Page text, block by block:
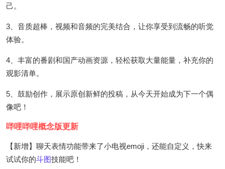
己。
3、音质超棒，视频和音频的完美结合，让你享受到流畅的听觉
体验。
4、丰富的番剧和国产动画资源，轻松获取大量能量，补充你的
观影清单。
5、鼓励创作，展示原创新鲜的投稿，从今天开始成为下一个偶
像吧！
哔哩哔哩概念版更新
【新增】聊天表情功能带来了小电视emoji，还能自定义，快来
试试你的斗图技能吧！